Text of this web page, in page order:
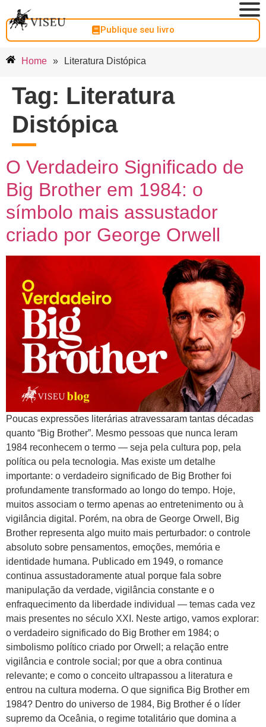
Publique seu livro
Home » Literatura Distópica
Tag: Literatura
Distópica
O Verdadeiro Significado de
Big Brother em 1984: o
símbolo mais assustador
criado por George Orwell
Poucas expressões literárias atravessaram tantas décadas
quanto “Big Brother”. Mesmo pessoas que nunca leram
1984 reconhecem o termo — seja pela cultura pop, pela
política ou pela tecnologia. Mas existe um detalhe
importante: o verdadeiro significado de Big Brother foi
profundamente transformado ao longo do tempo. Hoje,
muitos associam o termo apenas ao entretenimento ou à
vigilância digital. Porém, na obra de George Orwell, Big
Brother representa algo muito mais perturbador: o controle
absoluto sobre pensamentos, emoções, memória e
identidade humana. Publicado em 1949, o romance
continua assustadoramente atual porque fala sobre
manipulação da verdade, vigilância constante e o
enfraquecimento da liberdade individual — temas cada vez
mais presentes no século XXI. Neste artigo, vamos explorar:
o verdadeiro significado do Big Brother em 1984; o
simbolismo político criado por Orwell; a relação entre
vigilância e controle social; por que a obra continua
relevante; e como o conceito ultrapassou a literatura e
entrou na cultura moderna. O que significa Big Brother em
1984? Dentro do universo de 1984, Big Brother é o líder
supremo da Oceânia, o regime totalitário que domina a